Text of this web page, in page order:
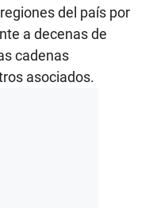
del país por
a decenas de
cadenas
asociados.